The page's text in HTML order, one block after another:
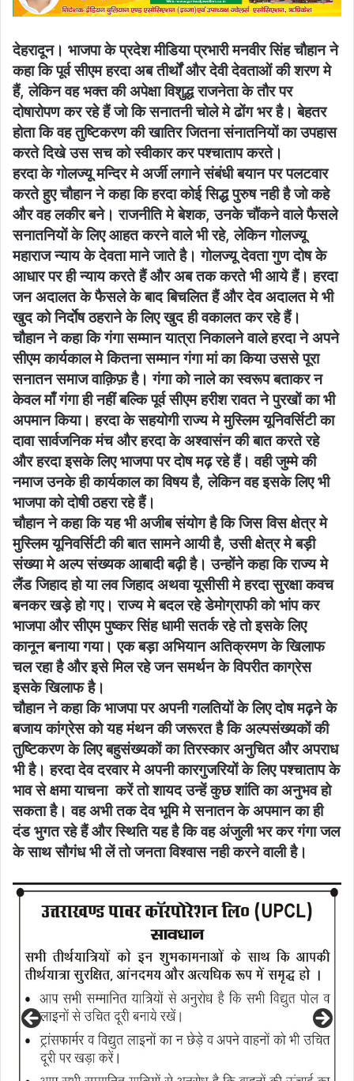
देहरादून। भाजपा के प्रदेश मीडिया प्रभारी मनवीर सिंह चौहान ने
कहा कि पूर्व सीएम हरदा अब तीर्थों और देवी देवताओं की शरण मे
हैं, लेकिन वह भक्त की अपेक्षा विशुद्ध राजनेता के तौर पर
दोषारोपण कर रहे हैं जो कि सनातनी चोले मे ढोंग भर है। बेहतर
होता कि वह तुष्टिकरण की खातिर जितना संनातनियों का उपहास
करते दिखे उस सच को स्वीकार कर पश्चाताप करते।
हरदा के गोलज्यू मन्दिर मे अर्जी लगाने संबंधी बयान पर पलटवार
करते हुए चौहान ने कहा कि हरदा कोई सिद्ध पुरुष नही है जो कहे
और वह लकीर बने। राजनीति मे बेशक, उनके चौंकने वाले फैसले
सनातनियों के लिए आहत करने वाले भी रहे, लेकिन गोलज्यू
महाराज न्याय के देवता माने जाते है। गोलज्यू देवता गुण दोष के
आधार पर ही न्याय करते हैं और अब तक करते भी आये हैं। हरदा
जन अदालत के फैसले के बाद बिचलित हैं और देव अदालत मे भी
खुद को निर्दाेष ठहराने के लिए खुद ही वकालत कर रहे हैं।
चौहान ने कहा कि गंगा सम्मान यात्रा निकालने वाले हरदा ने अपने
सीएम कार्यकाल मे कितना सम्मान गंगा मां का किया उससे पूरा
सनातन समाज वाक़िफ़ है। गंगा को नाले का स्वरूप बताकर न
केवल माँ गंगा ही नहीं बल्कि पूर्व सीएम हरीश रावत ने पुरखों का भी
अपमान किया। हरदा के सहयोगी राज्य मे मुस्लिम यूनिवर्सिटी का
दावा सार्वजनिक मंच और हरदा के अश्वासंन की बात करते रहे
और हरदा इसके लिए भाजपा पर दोष मढ़ रहे हैं। वही जुम्मे की
नमाज उनके ही कार्यकाल का विषय है, लेकिन वह इसके लिए भी
भाजपा को दोषी ठहरा रहे हैं।
चौहान ने कहा कि यह भी अजीब संयोग है कि जिस विस क्षेत्र मे
मुस्लिम यूनिवर्सिटी की बात सामने आयी है, उसी क्षेत्र मे बड़ी
संख्या मे अल्प संख्यक आबादी बढ़ी है। उन्होंने कहा कि राज्य मे
लैंड जिहाद हो या लव जिहाद अथवा यूसीसी मे हरदा सुरक्षा कवच
बनकर खड़े हो गए। राज्य मे बदल रहे डेमोग्राफी को भांप कर
भाजपा और सीएम पुष्कर सिंह धामी सतर्क रहे तो इसके लिए
कानून बनाया गया। एक बड़ा अभियान अतिक्रमण के खिलाफ
चल रहा है और इसे मिल रहे जन समर्थन के विपरीत काग्रेस
इसके खिलाफ है।
चौहान ने कहा कि भाजपा पर अपनी गलतियों के लिए दोष मढ़ने के
बजाय कांग्रेस को यह मंथन की जरूरत है कि अल्पसंख्यकों की
तुष्टिकरण के लिए बहुसंख्यकों का तिरस्कार अनुचित और अपराध
भी है। हरदा देव दरवार मे अपनी कारगुजरियों के लिए पश्चाताप के
भाव से क्षमा याचना करें तो शायद उन्हें कुछ शांति का अनुभव हो
सकता है। वह अभी तक देव भूमि मे सनातन के अपमान का ही
दंड भुगत रहे हैं और स्थिति यह है कि वह अंजुली भर कर गंगा जल
के साथ सौगंध भी लें तो जनता विश्वास नही करने वाली है।